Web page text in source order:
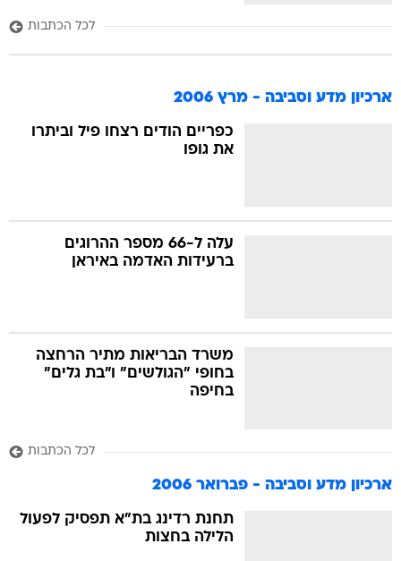
לכל הכתבות
ארכיון מדע וסביבה - מרץ 2006
כפריים הודים רצחו פיל וביתרו
את גופו
עלה ל-66 מספר ההרוגים
ברעידות האדמה באיראן
משרד הבריאות מתיר הרחצה
בחופי "הגולשים" ו"בת גלים"
בחיפה
לכל הכתבות
ארכיון מדע וסביבה - פברואר 2006
תחנת רדינג בת"א תפסיק לפעול
הלילה בחצות